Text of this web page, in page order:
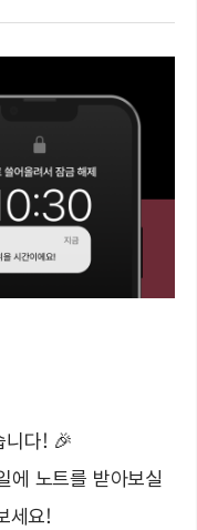
니다! 🎉
에 노트를 받아보실
세요!